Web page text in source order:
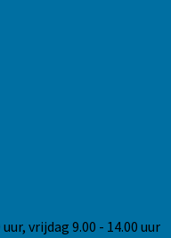
vrijdag 9.00 - 14.00 uur